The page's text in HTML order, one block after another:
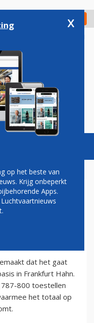
Check in
Vacatures
IN
dat het gaat
in Frankfurt Hahn.
787-800 toestellen
het totaal op
x
op het beste van
Krijg onbeperkt
Apps.